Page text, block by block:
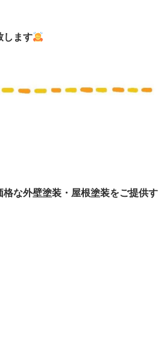
します
な外壁塗装・ 屋根塗装をご提供す